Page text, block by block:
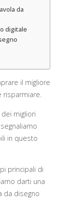
da
digitale
il migliore
risparmiare.
migliori
in questo
principali di
darti una
da disegno